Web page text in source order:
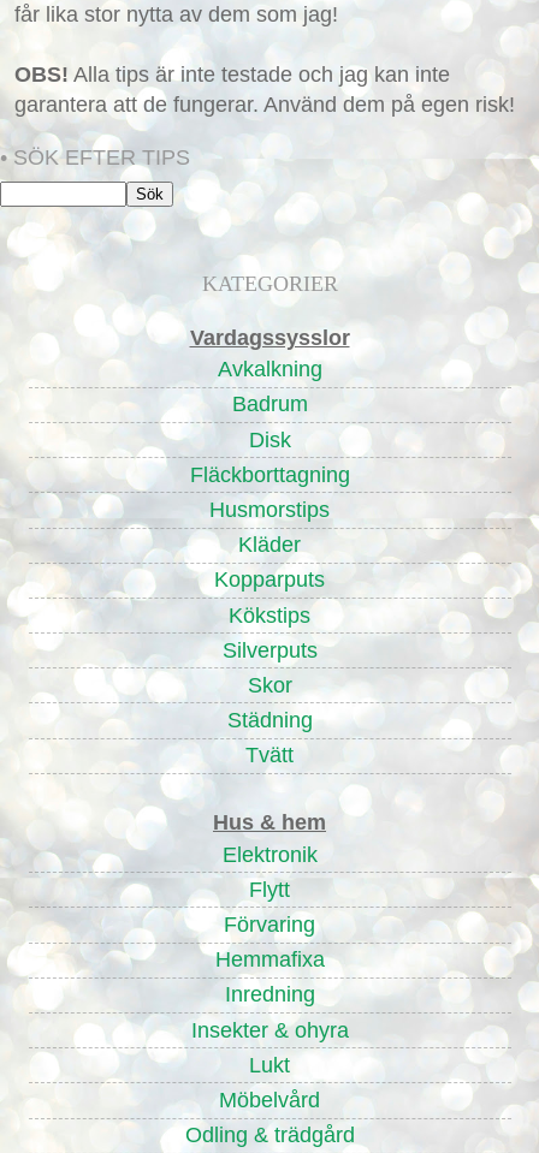
får lika stor nytta av dem som jag!
OBS! Alla tips är inte testade och jag kan inte
garantera att de fungerar. Använd dem på egen risk!
• SÖK EFTER TIPS
KATEGORIER
Vardagssysslor
Avkalkning
Badrum
Disk
Fläckborttagning
Husmorstips
Kläder
Kopparputs
Kökstips
Silverputs
Skor
Städning
Tvätt
Hus & hem
Elektronik
Flytt
Förvaring
Hemmafixa
Inredning
Insekter & ohyra
Lukt
Möbelvård
Odling & trädgård